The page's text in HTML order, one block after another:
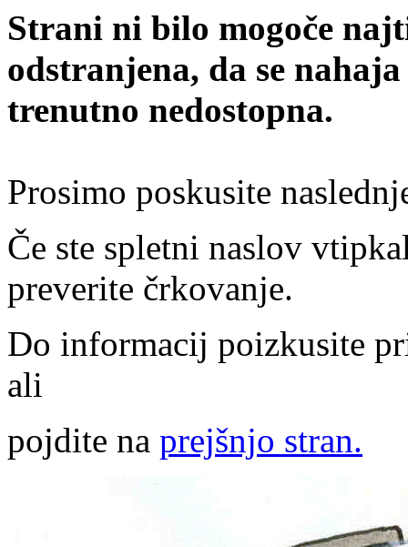
Strani ni bilo mogoče
odstranjena, da se
trenutno nedostopna.
Prosimo poskusite
Če ste spletni naslov
preverite črkovanje.
Do informacij poizkusite
ali
pojdite na prejšnjo stran.